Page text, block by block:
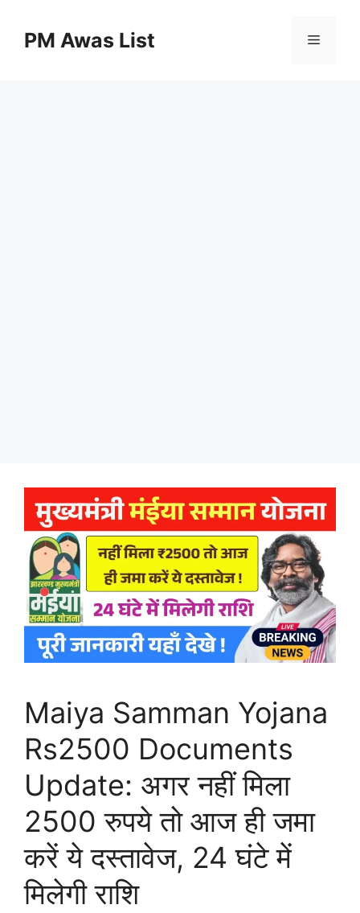
PM Awas List Menu
Maiya Samman Yojana
Rs2500 Documents
Update: अगर नहीं मिला
2500 रुपये तो आज ही जमा
करें ये दस्तावेज, 24 घंटे में
मिलेगी राशि